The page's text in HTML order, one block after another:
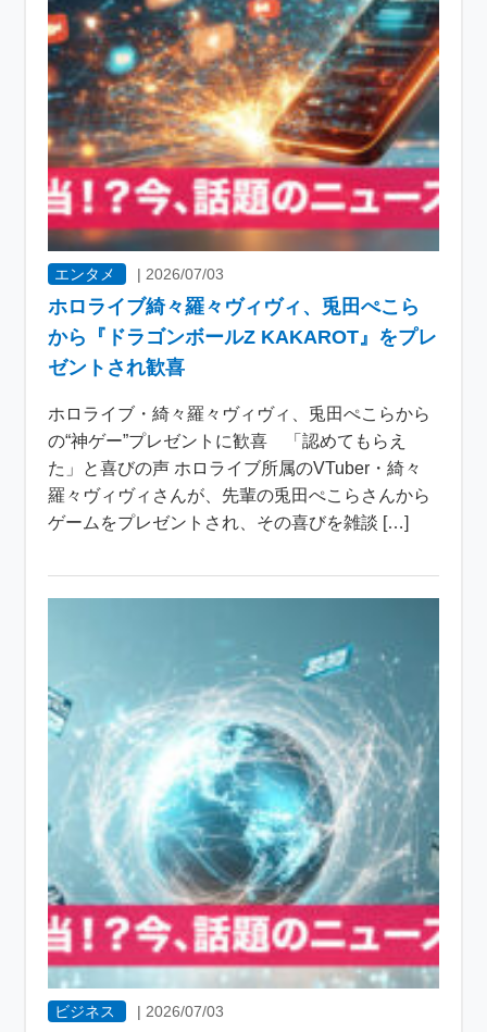
エンタメ | 2026/07/03
ホロライブ綺々羅々ヴィヴィ、兎田ぺこら
から『ドラゴンボールZ KAKAROT』をプレ
ゼントされ歓喜
ホロライブ・綺々羅々ヴィヴィ、兎田ぺこらから
の“神ゲー”プレゼントに歓喜 「認めてもらえ
た」と喜びの声 ホロライブ所属のVTuber・綺々
羅々ヴィヴィさんが、先輩の兎田ぺこらさんから
ゲームをプレゼントされ、その喜びを雑談 […]
ビジネス | 2026/07/03